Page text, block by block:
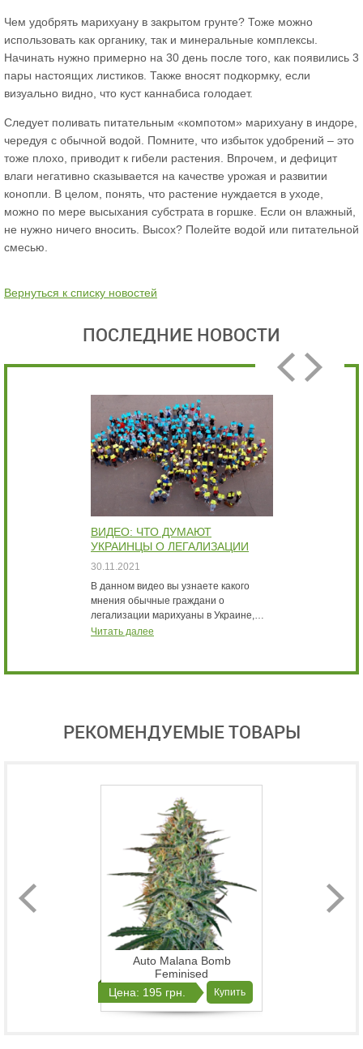
Чем удобрять марихуану в закрытом грунте? Тоже можно
использовать как органику, так и минеральные комплексы.
Начинать нужно примерно на 30 день после того, как появились 3
пары настоящих листиков. Также вносят подкормку, если
визуально видно, что куст каннабиса голодает.
Следует поливать питательным «компотом» марихуану в индоре,
чередуя с обычной водой. Помните, что избыток удобрений – это
тоже плохо, приводит к гибели растения. Впрочем, и дефицит
влаги негативно сказывается на качестве урожая и развитии
конопли. В целом, понять, что растение нуждается в уходе,
можно по мере высыхания субстрата в горшке. Если он влажный,
не нужно ничего вносить. Высох? Полейте водой или питательной
смесью.
Вернуться к списку новостей
ПОСЛЕДНИЕ НОВОСТИ
ВИДЕО: ЧТО ДУМАЮТ
УКРАИНЦЫ О ЛЕГАЛИЗАЦИИ
МАРИХУАНЫ ИНТЕРВЬЮ
30.11.2021
В данном видео вы узнаете какого
мнения обычные граждани о
легализации марихуаны в Украине,…
Читать далее
РЕКОМЕНДУЕМЫЕ ТОВАРЫ
Auto Malana Bomb
Feminised
Цена: 195 грн.
Купить